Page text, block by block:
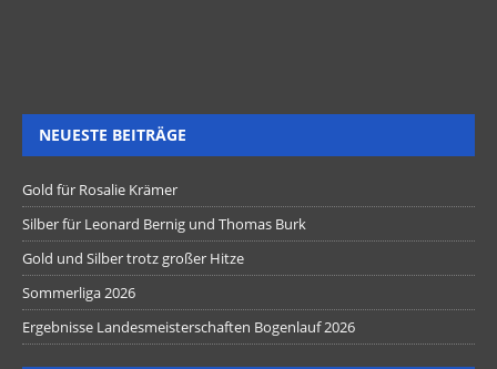
NEUESTE BEITRÄGE
Gold für Rosalie Krämer
Silber für Leonard Bernig und Thomas Burk
Gold und Silber trotz großer Hitze
Sommerliga 2026
Ergebnisse Landesmeisterschaften Bogenlauf 2026